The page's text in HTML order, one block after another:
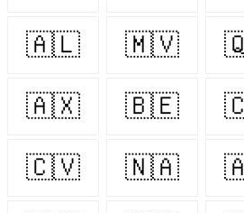
🇦🇱 🇲🇻
🇦🇽 🇧🇪
🇨🇻 🇳🇦